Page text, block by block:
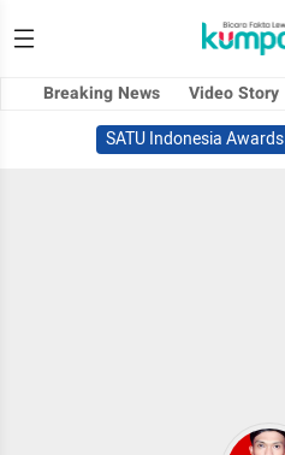
Breaking News Video Story
SATU Indonesia Awards